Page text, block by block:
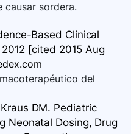
causar sordera.
Based Clinical
[cited 2015 Aug
del
DM. Pediatric
Neonatal Dosing, Drug